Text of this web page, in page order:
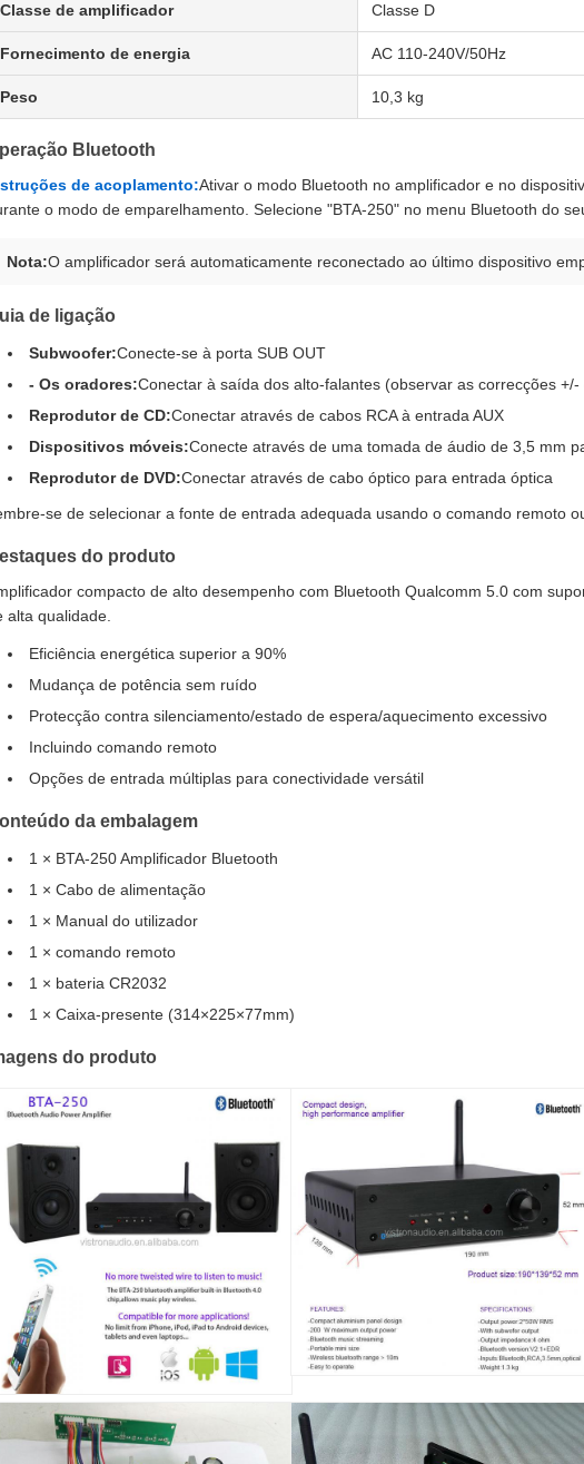
Classe de amplificador Classe D
Fornecimento de energia AC 110-240V/50Hz
Peso 10,3 kg
Bluetooth
de acoplamento:Ativar o modo Bluetooth no amplificador e no
o modo de emparelhamento. Selecione "BTA-250" no menu Bluetooth do
Nota:O amplificador será automaticamente reconectado ao último dispositivo
de ligação
Subwoofer:Conecte-se à porta SUB OUT
- Os oradores:Conectar à saída dos alto-falantes (observar as correcções +/-
Reprodutor de CD:Conectar através de cabos RCA à entrada AUX
Dispositivos móveis:Conecte através de uma tomada de áudio de 3,5 mm
Reprodutor de DVD:Conectar através de cabo óptico para entrada óptica
se de selecionar a fonte de entrada adequada usando o comando remoto
do produto
compacto de alto desempenho com Bluetooth Qualcomm 5.0 com
alta qualidade.
Eficiência energética superior a 90%
Mudança de potência sem ruído
Protecção contra silenciamento/estado de espera/aquecimento excessivo
Incluindo comando remoto
Opções de entrada múltiplas para conectividade versátil
da embalagem
1 × BTA-250 Amplificador Bluetooth
1 × Cabo de alimentação
1 × Manual do utilizador
1 × comando remoto
1 × bateria CR2032
1 × Caixa-presente (314×225×77mm)
do produto